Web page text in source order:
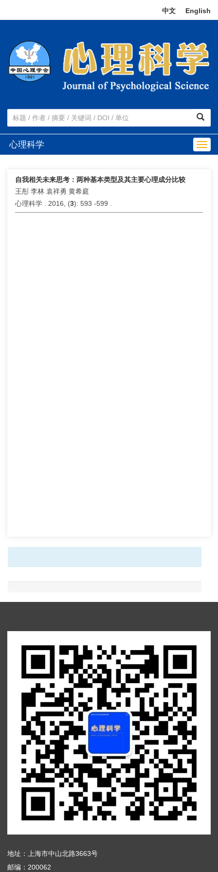
中文 English
心理科学
自我相关未来思考：两种基本类型及其主要心理成分比较
王彤 李林 袁祥勇 黄希庭
心理科学 . 2016, (3): 593 -599 .
地址：上海市中山北路3663号
邮编：200062